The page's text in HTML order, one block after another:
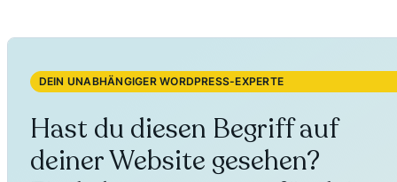
DEIN UNABHÄNGIGER WORDPRESS-EXPERTE
Hast du diesen Begriff auf
deiner Website gesehen?